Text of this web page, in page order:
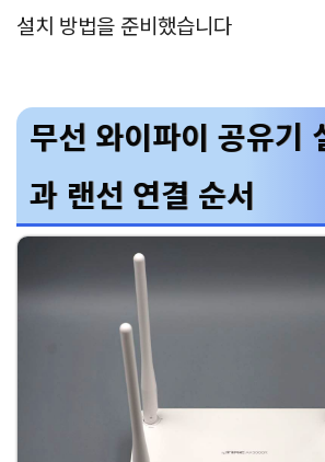
설치 방법을 준비했습니다
무선 와이파이 공유기
과 랜선 연결 순서